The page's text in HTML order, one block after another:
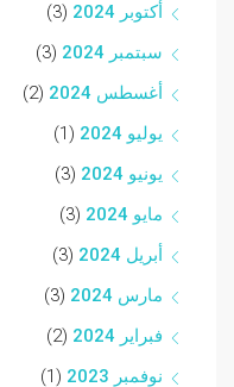
أكتوبر 2024
(3)
سبتمبر 2024
(3)
أغسطس 2024
(2)
يوليو 2024
(1)
يونيو 2024
(3)
مايو 2024
(3)
أبريل 2024
(3)
مارس 2024
(3)
فبراير 2024
(2)
نوفمبر 2023
(1)